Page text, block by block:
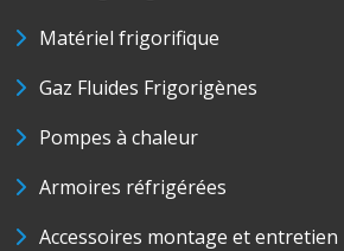
Matériel frigorifique
Gaz Fluides Frigorigènes
Pompes à chaleur
Armoires réfrigérées
Accessoires montage et entretien